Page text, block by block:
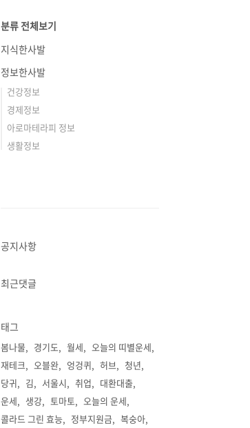
분류 전체보기
지식한사발
정보한사발
건강정보
경제정보
아로마테라피 정보
생활정보
공지사항
최근댓글
태그
봄나물 경기도 월세
오늘의 띠별운세
재테크
오블완 엉겅퀴 허브
청년
당귀
김 서울시 취업
대환대출
운세
생강 토마토
오늘의 운세
콜라드 그린 효능
정부지원금
복숭아